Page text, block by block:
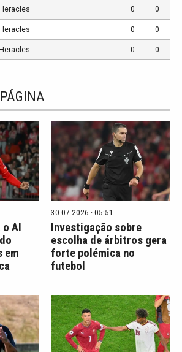
0 0
0 0
0 0
Al
em
30-07-2026 · 05:51
Investigação sobre
escolha de árbitros gera
forte polémica no
futebol